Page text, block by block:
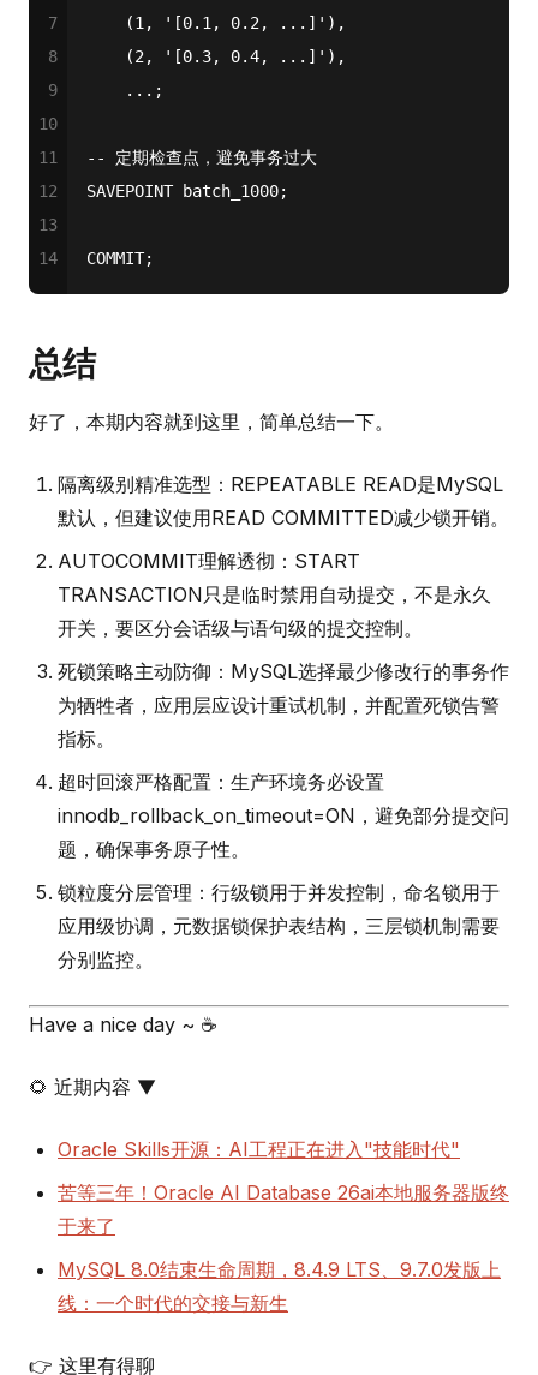
7
8
9
10
11
12
13
14
    (
1 , '[0.1, 0.2, ...]' ),
    (
2 , '[0.3, 0.4, ...]' ),
    ...;
-- 定期检查点，避免事务过大
SAVEPOINT batch_1000;
COMMIT;
总结
好了，本期内容就到这里，简单总结一下。
隔离级别精准选型：REPEATABLE READ是MySQL
默认，但建议使用READ COMMITTED减少锁开销。
AUTOCOMMIT理解透彻：START
TRANSACTION只是临时禁用自动提交，不是永久
开关，要区分会话级与语句级的提交控制。
死锁策略主动防御：MySQL选择最少修改行的事务作
为牺牲者，应用层应设计重试机制，并配置死锁告警
指标。
超时回滚严格配置：生产环境务必设置
innodb_rollback_on_timeout=ON，避免部分提交问
题，确保事务原子性。
锁粒度分层管理：行级锁用于并发控制，命名锁用于
应用级协调，元数据锁保护表结构，三层锁机制需要
分别监控。
Have a nice day ~ ☕
🌻 近期内容 ▼
Oracle Skills开源：AI工程正在进入"技能时代"
苦等三年！Oracle AI Database 26ai本地服务器版终
于来了
MySQL 8.0结束生命周期，8.4.9 LTS、9.7.0发版上
线：一个时代的交接与新生
👉 这里有得聊